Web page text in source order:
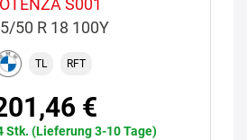
S001
50 R 18 100Y
TL RFT
€
Stk. (Lieferung 3-10 Tage)